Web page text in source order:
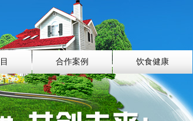
合作案例 饮食健康